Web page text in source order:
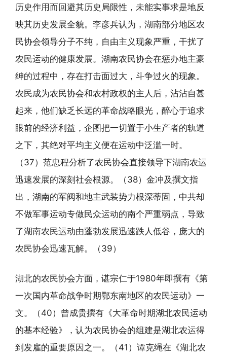
历史作用而回避其历史局限性，未能实事求是地反
映其历史发展全貌。李彦兵认为，湖南部分地区农
民协会领导分子不纯，自由主义现象严重，干扰了
农民运动的健康发展。湖南农民协会在惩办地主豪
绅的过程中，存在打击面过大，斗争过火的现象。
农民成为农民协会和农村政权的主人后，沾沾自甚
起来，他们缺乏长远的革命战略眼光，醉心于追求
眼前的经济利益，企图把一切置于小生产者的轨道
之下，其绝对平均主义便在运动中泛滥一时。
（37）范忠程分析了农民协会直接领导下湖南农运
迅速发展的深刻社会根源。（38）金冲及撰文指
出，湖南的军阀和地主武装势力根深蒂固，中共却
不做军事运动专做民众运动的南个严重弱点，导致
了湖南农民运动由蓬勃发展迅速跌人低谷，庞大的
农民协会迅速瓦解。（39）
湖北的农民协会方面，谌宗仁于1980年即撰有《第
一次国内革命战争时期鄂东南地区的农民运动》一
文。（40）曾成贵撰有《大革命时期湖北农民运动
的基本经验》，认为农民协会的组建是湖北农运得
到发雇的重要原因之一。（41）谭克绳在《湖北农